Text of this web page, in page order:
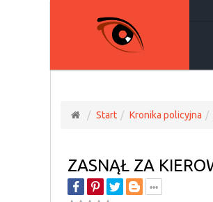
Start Kronika policyjna
ZASNĄŁ ZA